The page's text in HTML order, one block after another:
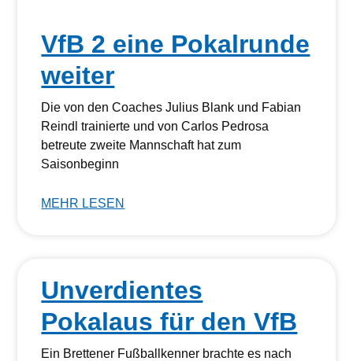
VfB 2 eine Pokalrunde
weiter
Die von den Coaches Julius Blank und Fabian
Reindl trainierte und von Carlos Pedrosa
betreute zweite Mannschaft hat zum
Saisonbeginn
MEHR LESEN
Unverdientes
Pokalaus für den VfB
Ein Brettener Fußballkenner brachte es nach